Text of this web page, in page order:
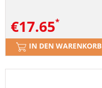
€17.65
IN DEN WARENKORB